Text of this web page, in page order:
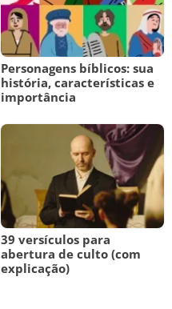
Personagens bíblicos: sua
história, características e
importância
39 versículos para
abertura de culto (com
explicação)